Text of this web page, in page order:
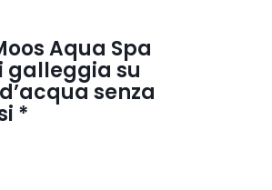
Aqua Spa
galleggia su
senza
*